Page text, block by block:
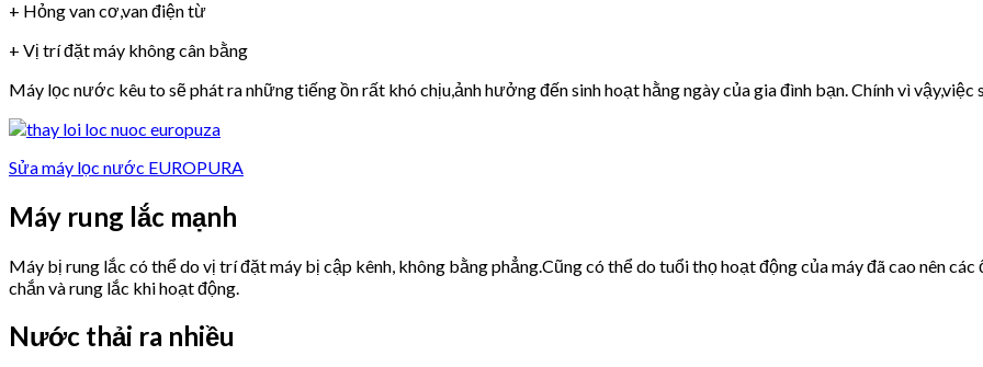
+ Hỏng van cơ,van điện từ
+ Vị trí đặt máy không cân bằng
Máy lọc nước kêu to sẽ phát ra những tiếng ồn rất khó chịu,ảnh hưởng đến sinh hoạt hằng ngày của gia đình bạn. Chính vì
Sửa máy lọc nước EUROPURA
Máy rung lắc mạnh
Máy bị rung lắc có thể do vị trí đặt máy bị cập kênh, không bằng phẳng.Cũng có thể do tuổi thọ hoạt động của máy đã cao nên
chắn và rung lắc khi hoạt động.
Nước thải ra nhiều